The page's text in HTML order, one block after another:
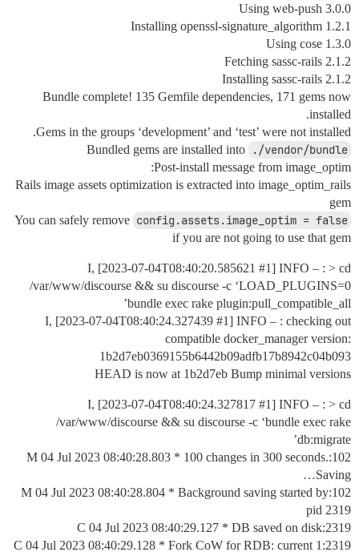
Using web-push 3.0.0
Installing openssl-signature_algorithm 1.2.1
Using cose 1.3.0
Fetching sassc-rails 2.1.2
Installing sassc-rails 2.1.2
Bundle complete! 135 Gemfile dependencies, 171 gems now
installed.
Gems in the groups ‘development’ and ‘test’ were not installed.
Bundled gems are installed into
./vendor/bundle
Post-install message from image_optim:
Rails image assets optimization is extracted into image_optim_rails
gem
You can safely remove config.assets.image_optim = false
if you are not going to use that gem
I, [2023-07-04T08:40:20.585621 #1] INFO – : > cd
/var/www/discourse && su discourse -c ‘LOAD_PLUGINS=0
bundle exec rake plugin:pull_compatible_all’
I, [2023-07-04T08:40:24.327439 #1] INFO – : checking out
compatible docker_manager version:
1b2d7eb0369155b6442b09adfb17b8942c04b093
HEAD is now at 1b2d7eb Bump minimal versions
I, [2023-07-04T08:40:24.327817 #1] INFO – : > cd
/var/www/discourse && su discourse -c ‘bundle exec rake
db:migrate’
102:M 04 Jul 2023 08:40:28.803 * 100 changes in 300 seconds.
Saving…
102:M 04 Jul 2023 08:40:28.804 * Background saving started by
pid 2319
2319:C 04 Jul 2023 08:40:29.127 * DB saved on disk
2319:C 04 Jul 2023 08:40:29.128 * Fork CoW for RDB: current 1